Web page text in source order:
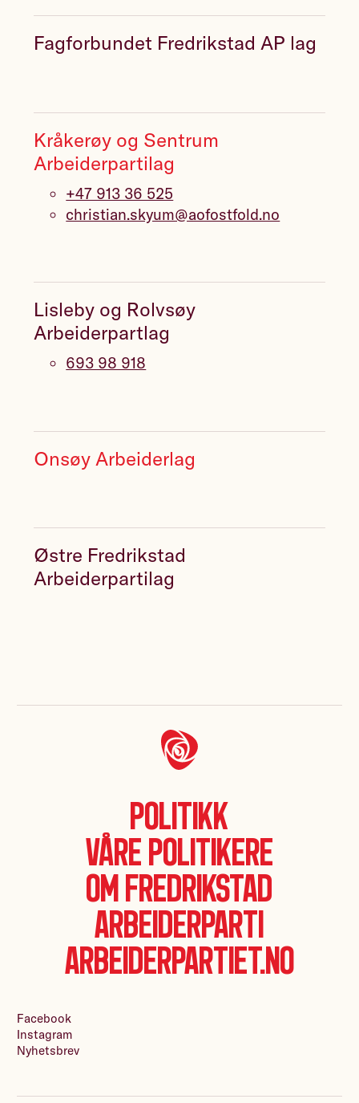
Fagforbundet Fredrikstad AP lag
Kråkerøy og Sentrum
Arbeiderpartilag
+47 913 36 525
christian.skyum@aofostfold.no
Lisleby og Rolvsøy
Arbeiderpartlag
693 98 918
Onsøy Arbeiderlag
Østre Fredrikstad
Arbeiderpartilag
Politikk
Våre politikere
Om Fredrikstad
Arbeiderparti
Arbeiderpartiet.no
Facebook
Instagram
Nyhetsbrev